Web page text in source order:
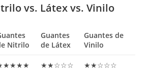
vs. Látex vs. Vinilo
Nitrilo
Guantes
de Látex
Guantes de
Vinilo
★★☆☆☆ ★★☆☆☆